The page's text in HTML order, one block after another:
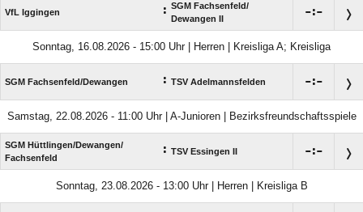
VfL Iggingen : SGM Fachsenfeld/​
Dewangen II
:
Sonntag, 16.08.2026 - 15:00 Uhr | Herren | Kreisliga A; Kreisliga
SGM Fachsenfeld/​Dewangen : TSV Adelmannsfelden :
Samstag, 22.08.2026 - 11:00 Uhr | A-Junioren | Bezirksfreundschaftsspiele
SGM Hüttlingen/​Dewangen/​
Fachsenfeld
: TSV Essingen II :
Sonntag, 23.08.2026 - 13:00 Uhr | Herren | Kreisliga B